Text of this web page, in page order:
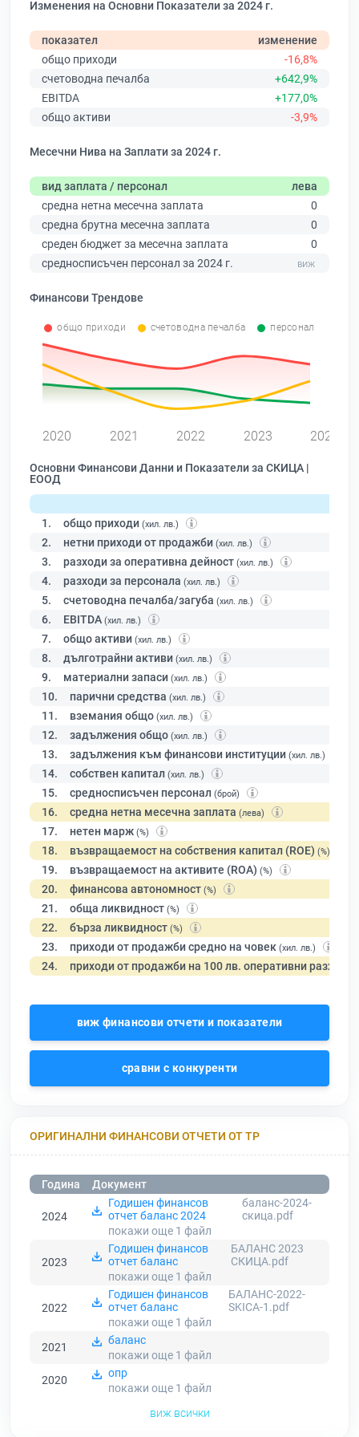
Изменения на Основни Показатели за 2024 г.
показател
изменение
общо приходи
-16,8%
счетоводна печалба
+642,9%
EBITDA
+177,0%
общо активи
-3,9%
Месечни Нива на Заплати за 2024 г.
вид заплата / персонал
лева
средна нетна месечна заплата
0
средна брутна месечна заплата
0
среден бюджет за месечна заплата
0
средносписъчен персонал за 2024 г.
Финансови Трендове
общо приходи счетоводна печалба персонал
2020 2021 2022 2023 2024
Основни Финансови Данни и Показатели за СКИЦА |
ЕООД
1. общо приходи (хил. лв.)
2. нетни приходи от продажби (хил. лв.)
3. разходи за оперативна дейност (хил. лв.)
4. разходи за персонала (хил. лв.)
5. счетоводна печалба/загуба (хил. лв.)
6. EBITDA (хил. лв.)
7. общо активи (хил. лв.)
8. дълготрайни активи (хил. лв.)
9. материални запаси (хил. лв.)
10. парични средства (хил. лв.)
11. вземания общо (хил. лв.)
12. задължения общо (хил. лв.)
13. задължения към финансови институции (хил. лв.)
14. собствен капитал (хил. лв.)
15. средносписъчен персонал (брой)
16. средна нетна месечна заплата (лева)
17. нетен марж (%)
18. възвращаемост на собствения капитал (ROE) (%)
19. възвращаемост на активите (ROA) (%)
20. финансова автономност (%)
21. обща ликвидност (%)
22. бърза ликвидност (%)
23. приходи от продажби средно на човек (хил. лв.)
24. приходи от продажби на 100 лв. оперативни разходи
виж финансови отчети и показатели
сравни с конкуренти
ОРИГИНАЛНИ ФИНАНСОВИ ОТЧЕТИ ОТ ТР
Година Документ
2024
Годишен финансов
отчет баланс 2024
баланс-2024-
скица.pdf
покажи още 1 файл
2023
Годишен финансов
отчет баланс
БАЛАНС 2023
СКИЦА.pdf
покажи още 1 файл
2022
Годишен финансов
отчет баланс
БАЛАНС-2022-
SKICA-1.pdf
покажи още 1 файл
2021
баланс
покажи още 1 файл
2020
опр
покажи още 1 файл
виж всички